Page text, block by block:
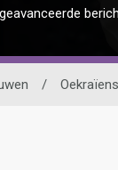
/ Oekraïens